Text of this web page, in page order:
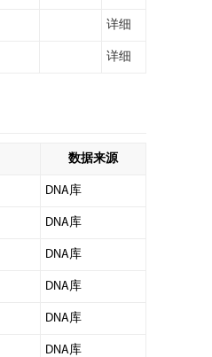
详细
详细
数据来源
DNA库
DNA库
DNA库
DNA库
DNA库
DNA库